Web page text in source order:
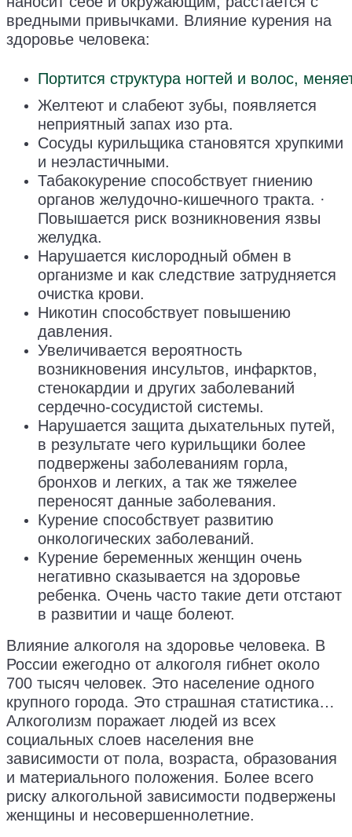
вредными привычками. Влияние курения на
здоровье человека:
Портится структура ногтей и волос,
Желтеют и слабеют зубы, появляется
неприятный запах изо рта.
Сосуды курильщика становятся хрупкими
и неэластичными.
Табакокурение способствует гниению
органов желудочно-кишечного тракта. ·
Повышается риск возникновения язвы
желудка.
Нарушается кислородный обмен в
организме и как следствие затрудняется
очистка крови.
Никотин способствует повышению
давления.
Увеличивается вероятность
возникновения инсультов, инфарктов,
стенокардии и других заболеваний
сердечно-сосудистой системы.
Нарушается защита дыхательных путей,
в результате чего курильщики более
подвержены заболеваниям горла,
бронхов и легких, а так же тяжелее
переносят данные заболевания.
Курение способствует развитию
онкологических заболеваний.
Курение беременных женщин очень
негативно сказывается на здоровье
ребенка. Очень часто такие дети отстают
в развитии и чаще болеют.
Влияние алкоголя на здоровье человека. В
России ежегодно от алкоголя гибнет около
700 тысяч человек. Это население одного
крупного города. Это страшная статистика…
Алкоголизм поражает людей из всех
социальных слоев населения вне
зависимости от пола, возраста, образования
и материального положения. Более всего
риску алкогольной зависимости подвержены
женщины и несовершеннолетние.